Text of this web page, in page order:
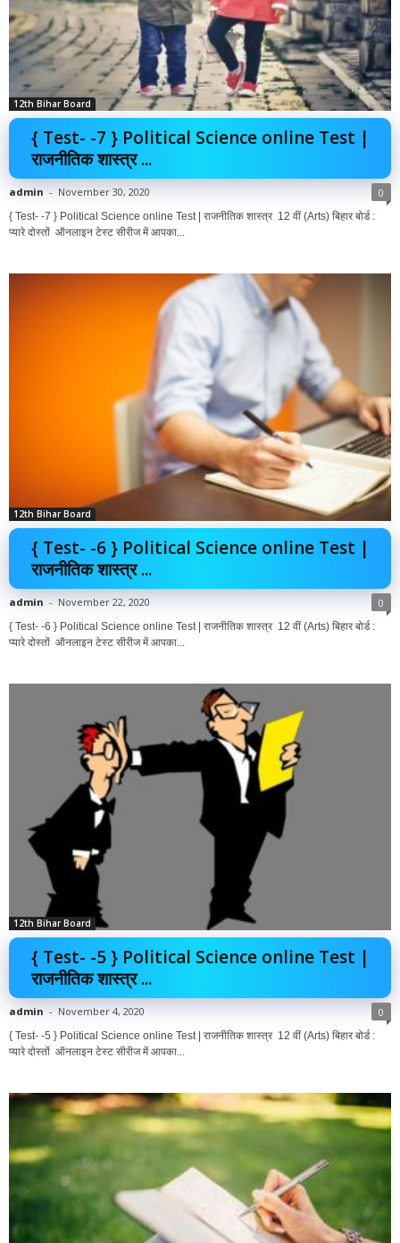
12th Bihar Board
{ Test- -7 } Political Science online Test |
राजनीतिक शास्त्र ...
admin - November 30, 2020 0
{ Test- -7 } Political Science online Test | राजनीतिक शास्त्र 12 वीं (Arts) बिहार बोर्ड :
प्यारे दोस्तों ऑनलाइन टेस्ट सीरीज में आपका...
12th Bihar Board
{ Test- -6 } Political Science online Test |
राजनीतिक शास्त्र ...
admin - November 22, 2020 0
{ Test- -6 } Political Science online Test | राजनीतिक शास्त्र 12 वीं (Arts) बिहार बोर्ड :
प्यारे दोस्तों ऑनलाइन टेस्ट सीरीज में आपका...
12th Bihar Board
{ Test- -5 } Political Science online Test |
राजनीतिक शास्त्र ...
admin - November 4, 2020 0
{ Test- -5 } Political Science online Test | राजनीतिक शास्त्र 12 वीं (Arts) बिहार बोर्ड :
प्यारे दोस्तों ऑनलाइन टेस्ट सीरीज में आपका...